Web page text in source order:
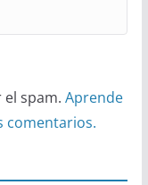
spam. Aprende
comentarios.